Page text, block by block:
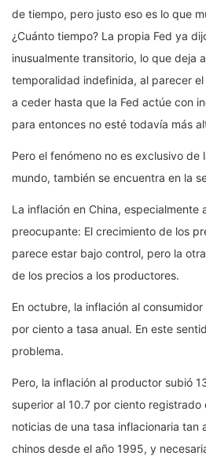
de tiempo, pero justo eso es lo que
¿Cuánto tiempo? La propia Fed ya
inusualmente transitorio, lo que deja
temporalidad indefinida, al parecer
a ceder hasta que la Fed actúe con
para entonces no esté todavía más
Pero el fenómeno no es exclusivo de
mundo, también se encuentra en la
La inflación en China, especialmente
preocupante: El crecimiento de los
parece estar bajo control, pero la
de los precios a los productores.
En octubre, la inflación al
por ciento a tasa anual. En este
problema.
Pero, la inflación al productor subió
superior al 10.7 por ciento registrado
noticias de una tasa inflacionaria tan
chinos desde el año 1995, y